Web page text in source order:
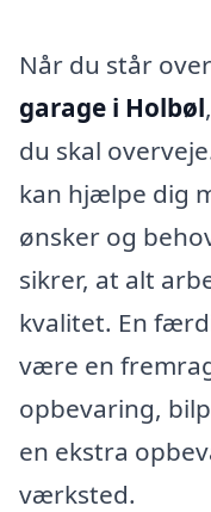
Når du står
garage i Holbøl
du skal
kan hjælpe dig
ønsker og
sikrer, at alt
kvalitet. En
være en
opbevaring,
en ekstra
værksted.